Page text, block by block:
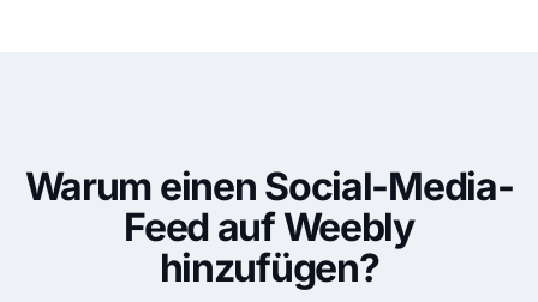
Warum einen Social-Media-
Feed auf Weebly
hinzufügen?